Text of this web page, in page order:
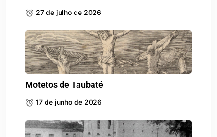
27 de julho de 2026
Motetos de Taubaté
17 de junho de 2026